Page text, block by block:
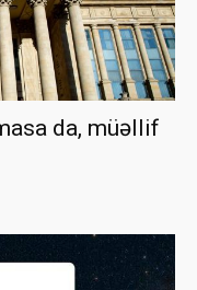
da, müəllif